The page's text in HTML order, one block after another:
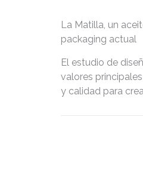
La Matilla, un
packaging actual
El estudio de
valores
y calidad para